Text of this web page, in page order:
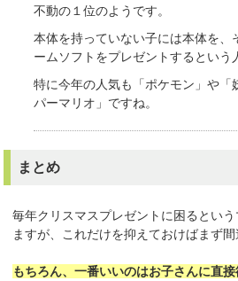
不動の１位のようです。
本体を持っていない子には本体を、
ームソフトをプレゼントするという
特に今年の人気も「ポケモン」や「
パーマリオ」ですね。
まとめ
毎年クリスマスプレゼントに困るとい
ますが、これだけを抑えておけばまず間
もちろん、一番いいのはお子さんに直